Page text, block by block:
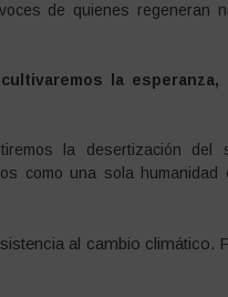
de quienes regeneran
la esperanza,
la desertización del
como una sola humanidad
al cambio climático.